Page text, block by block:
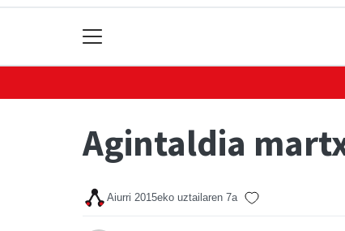
Agintaldia
Aiurri 2015eko uztailaren 7a